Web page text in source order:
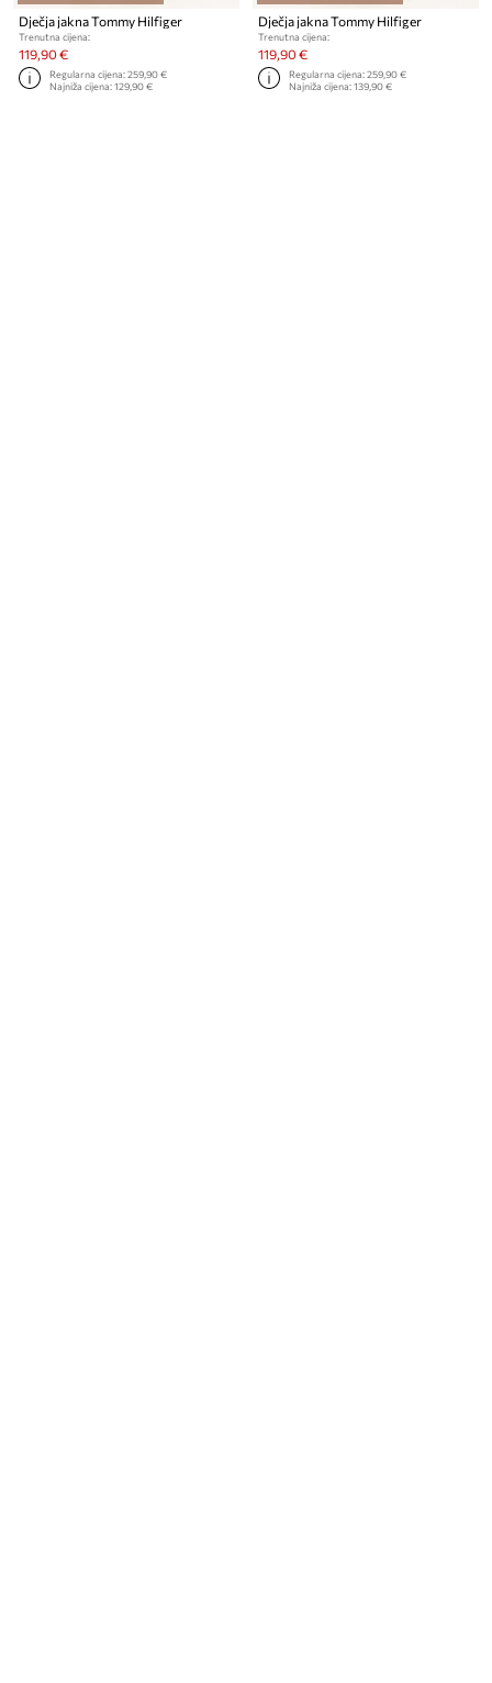
Dječja jakna Tommy Hilfiger
Trenutna cijena:
119,90 €
Regularna cijena:259,90 €
Najniža cijena:129,90 €
Dječja jakna Tommy Hilfiger
Trenutna cijena:
119,90 €
Regularna cijena:259,90 €
Najniža cijena:139,90 €